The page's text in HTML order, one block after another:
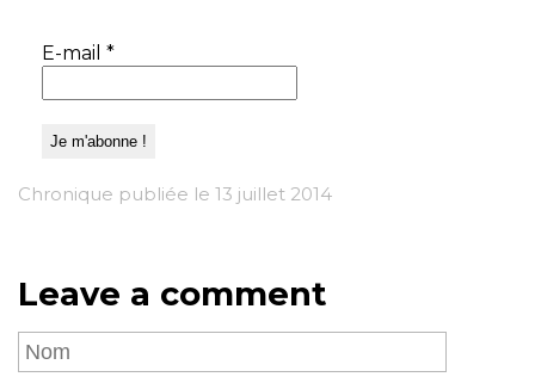
E-mail *
Chronique publiée le 13 juillet 2014
Leave a comment